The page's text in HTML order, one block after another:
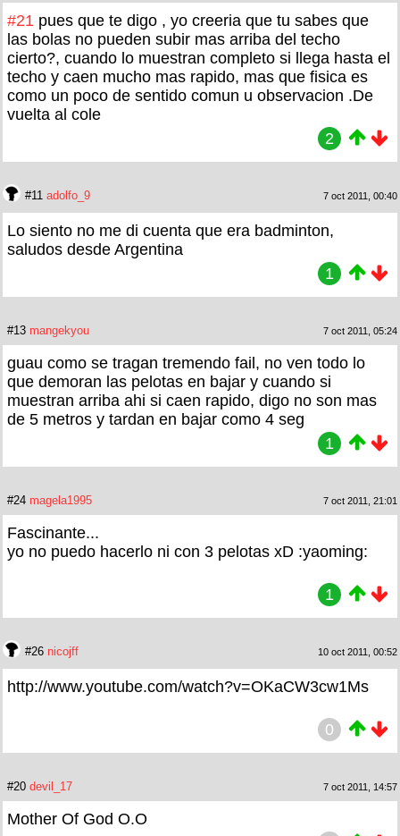
#21 pues que te digo , yo creeria que tu sabes que
las bolas no pueden subir mas arriba del techo
cierto?, cuando lo muestran completo si llega hasta el
techo y caen mucho mas rapido, mas que fisica es
como un poco de sentido comun u observacion .De
vuelta al cole
2
#11 adolfo_9 7 oct 2011, 00:40
Lo siento no me di cuenta que era badminton,
saludos desde Argentina
1
#13 mangekyou 7 oct 2011, 05:24
guau como se tragan tremendo fail, no ven todo lo
que demoran las pelotas en bajar y cuando si
muestran arriba ahi si caen rapido, digo no son mas
de 5 metros y tardan en bajar como 4 seg
1
#24 magela1995 7 oct 2011, 21:01
Fascinante...
yo no puedo hacerlo ni con 3 pelotas xD :yaoming:
1
#26 nicojff 10 oct 2011, 00:52
http://www.youtube.com/watch?v=OKaCW3cw1Ms
0
#20 devil_17 7 oct 2011, 14:57
Mother Of God O.O